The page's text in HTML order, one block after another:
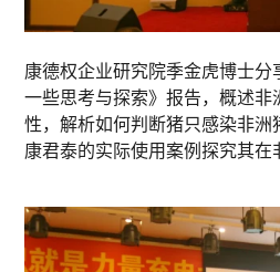
康德权企业研究院季金虎博士分
一些思考与探索》报告，概述非
性，解析如何判断猪只感染非洲
康君泰的实际使用案例探究其在